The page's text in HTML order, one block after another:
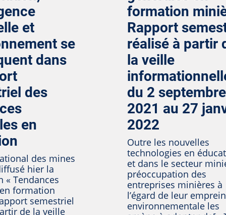
et
se
dans
des
en
des mines
hier la
« Tendances
formation
semestriel
de la veille
formation
Rapport
réalisé à partir
la veille
du 2 septembre
2021 au 27
2022
Outre les nouvelles
technologies en
et dans le secteur
préoccupation des
entreprises minières à
l’égard de leur
environnementale les